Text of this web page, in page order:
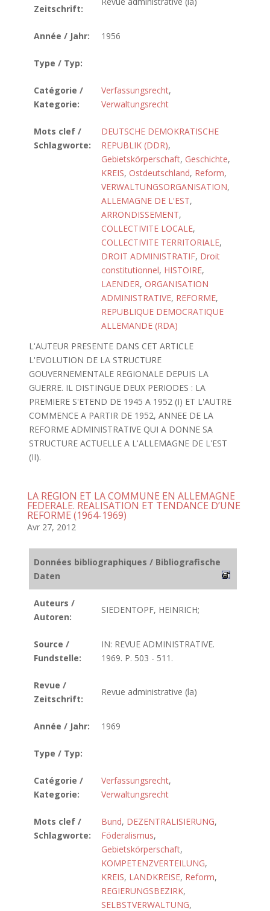
Zeitschrift:
Année / Jahr: 1956
Type / Typ:
Catégorie /
Kategorie:
Verfassungsrecht,
Verwaltungsrecht
Mots clef /
Schlagworte:
DEUTSCHE DEMOKRATISCHE
REPUBLIK (DDR),
Gebietskörperschaft, Geschichte,
KREIS, Ostdeutschland, Reform,
VERWALTUNGSORGANISATION,
ALLEMAGNE DE L'EST,
ARRONDISSEMENT,
COLLECTIVITE LOCALE,
COLLECTIVITE TERRITORIALE,
DROIT ADMINISTRATIF, Droit
constitutionnel, HISTOIRE,
LAENDER, ORGANISATION
ADMINISTRATIVE, REFORME,
REPUBLIQUE DEMOCRATIQUE
ALLEMANDE (RDA)
L'AUTEUR PRESENTE DANS CET ARTICLE
L'EVOLUTION DE LA STRUCTURE
GOUVERNEMENTALE REGIONALE DEPUIS LA
GUERRE. IL DISTINGUE DEUX PERIODES : LA
PREMIERE S'ETEND DE 1945 A 1952 (I) ET L'AUTRE
COMMENCE A PARTIR DE 1952, ANNEE DE LA
REFORME ADMINISTRATIVE QUI A DONNE SA
STRUCTURE ACTUELLE A L'ALLEMAGNE DE L'EST
(II).
LA REGION ET LA COMMUNE EN ALLEMAGNE
FEDERALE. REALISATION ET TENDANCE D’UNE
REFORME (1964-1969)
Avr 27, 2012
Données bibliographiques / Bibliografische
Daten
Auteurs /
Autoren:
SIEDENTOPF, HEINRICH;
Source /
Fundstelle:
IN: REVUE ADMINISTRATIVE.
1969. P. 503 - 511.
Revue /
Zeitschrift:
Revue administrative (la)
Année / Jahr: 1969
Type / Typ:
Catégorie /
Kategorie:
Verfassungsrecht,
Verwaltungsrecht
Mots clef /
Schlagworte:
Bund, DEZENTRALISIERUNG,
Föderalismus,
Gebietskörperschaft,
KOMPETENZVERTEILUNG,
KREIS, LANDKREISE, Reform,
REGIERUNGSBEZIRK,
SELBSTVERWALTUNG,